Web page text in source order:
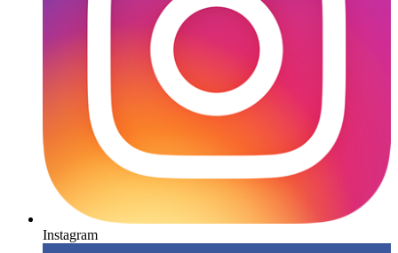
Instagram